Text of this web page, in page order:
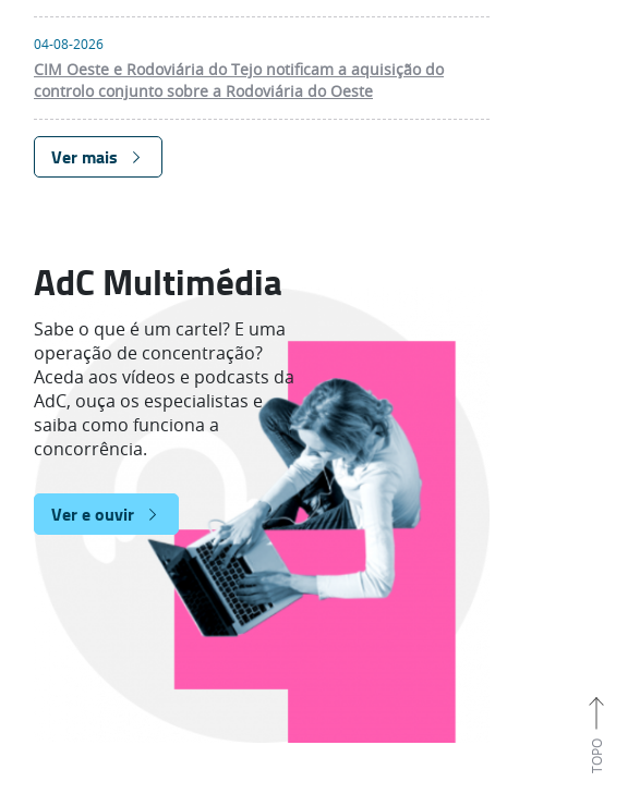
04-08-2026
CIM Oeste e Rodoviária do Tejo notificam a aquisição do
controlo conjunto sobre a Rodoviária do Oeste
Ver mais
AdC Multimédia
Sabe o que é um cartel? E uma
operação de concentração?
Aceda aos vídeos e podcasts da
AdC, ouça os especialistas e
saiba como funciona a
concorrência.
Ver e ouvir
TOPO